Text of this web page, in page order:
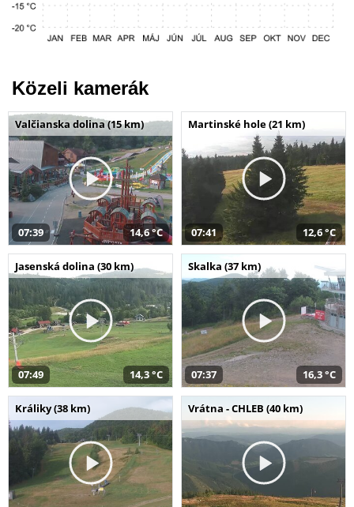
Közeli kamerák
Valčianska dolina (15 km)
07:39 14,6 °C
Martinské hole (21 km)
07:41 12,6 °C
Jasenská dolina (30 km)
07:49 14,3 °C
Skalka (37 km)
07:37 16,3 °C
Králiky (38 km) Vrátna - CHLEB (40 km)